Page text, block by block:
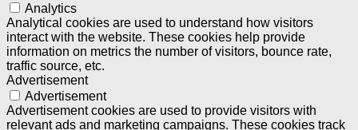
Analytics
Analytical cookies are used to understand how visitors
interact with the website. These cookies help provide
information on metrics the number of visitors, bounce rate,
traffic source, etc.
Advertisement
Advertisement
Advertisement cookies are used to provide visitors with
relevant ads and marketing campaigns. These cookies track